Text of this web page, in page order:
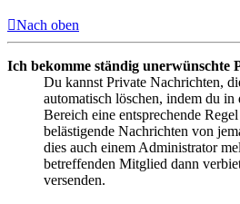
Nach oben
Ich bekomme ständig unerwünschte
Du kannst Private Nachrichten,
automatisch löschen, indem du in
Bereich eine entsprechende
belästigende Nachrichten von
dies auch einem Administrator
betreffenden Mitglied dann
versenden.